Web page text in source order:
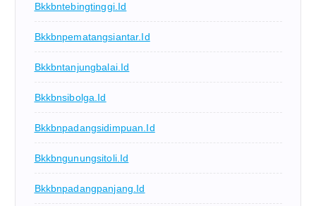
Bkkbntebingtinggi.id
Bkkbnpematangsiantar.id
Bkkbntanjungbalai.id
Bkkbnsibolga.id
Bkkbnpadangsidimpuan.id
Bkkbngunungsitoli.id
Bkkbnpadangpanjang.id